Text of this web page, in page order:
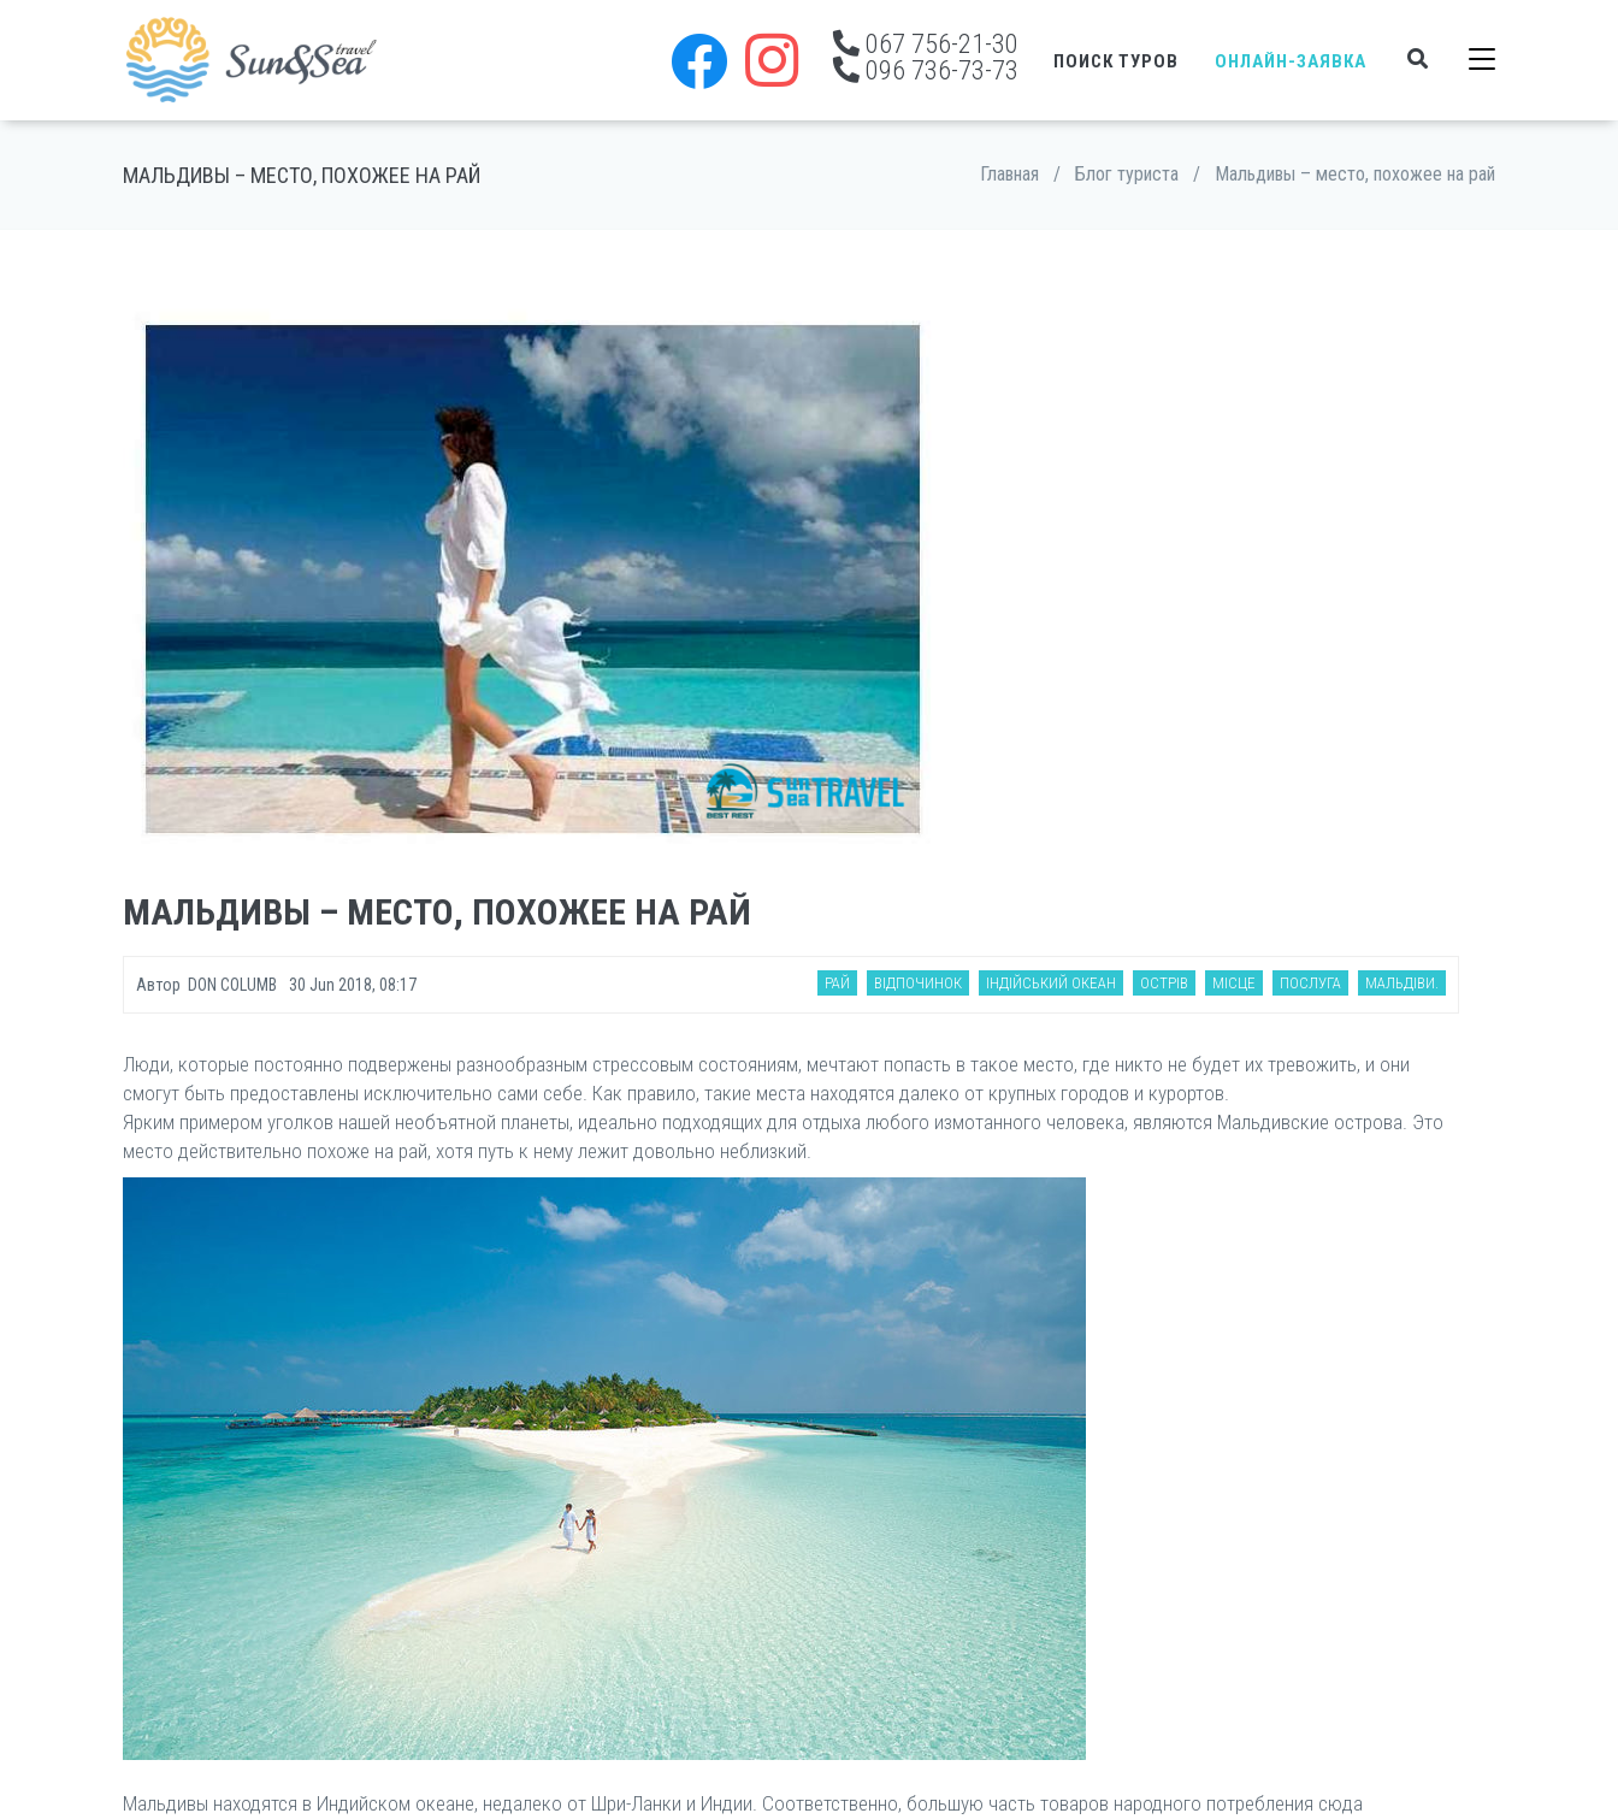
067 756-21-30
096 736-73-73
ПОИСК ТУРОВ ОНЛАЙН-ЗАЯВКА
МАЛЬДИВЫ – МЕСТО, ПОХОЖЕЕ НА РАЙ Главная / Блог туриста / Мальдивы – место, похожее на рай
МАЛЬДИВЫ – МЕСТО, ПОХОЖЕЕ НА РАЙ
Автор DON COLUMB 30 Jun 2018, 08:17 РАЙ ВІДПОЧИНОК ІНДІЙСЬКИЙ ОКЕАН ОСТРІВ МІСЦЕ ПОСЛУГА МАЛЬДІВИ.
Люди, которые постоянно подвержены разнообразным стрессовым состояниям, мечтают попасть в такое место, где никто не будет их тревожить, и они
смогут быть предоставлены исключительно сами себе. Как правило, такие места находятся далеко от крупных городов и курортов.
Ярким примером уголков нашей необъятной планеты, идеально подходящих для отдыха любого измотанного человека, являются Мальдивские острова. Это
место действительно похоже на рай, хотя путь к нему лежит довольно неблизкий.
Мальдивы находятся в Индийском океане, недалеко от Шри-Ланки и Индии. Соответственно, большую часть товаров народного потребления сюда